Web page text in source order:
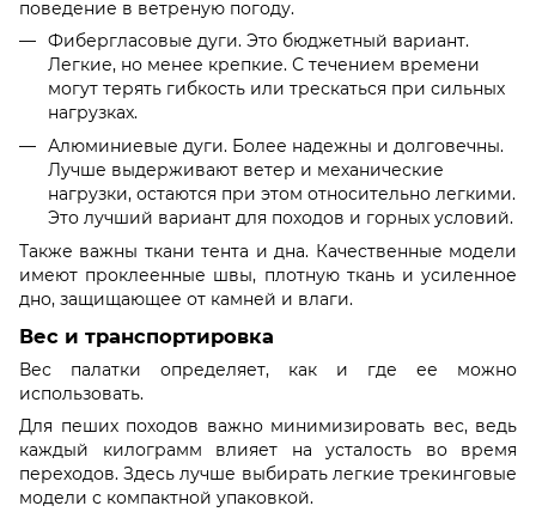
поведение в ветреную погоду.
Фибергласовые дуги. Это бюджетный вариант.
Легкие, но менее крепкие. С течением времени
могут терять гибкость или трескаться при сильных
нагрузках.
Алюминиевые дуги. Более надежны и долговечны.
Лучше выдерживают ветер и механические
нагрузки, остаются при этом относительно легкими.
Это лучший вариант для походов и горных условий.
Также важны ткани тента и дна. Качественные модели
имеют проклеенные швы, плотную ткань и усиленное
дно, защищающее от камней и влаги.
Вес и транспортировка
Вес палатки определяет, как и где ее можно
использовать.
Для пеших походов важно минимизировать вес, ведь
каждый килограмм влияет на усталость во время
переходов. Здесь лучше выбирать легкие трекинговые
модели с компактной упаковкой.